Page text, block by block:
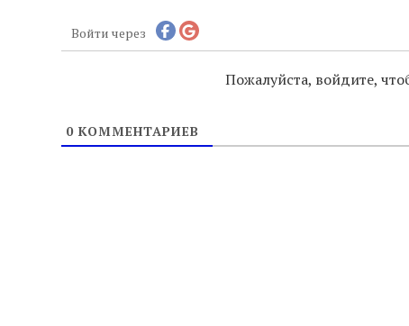
Войти через
Пожалуйста, войдите,
0КОММЕНТАРИЕВ